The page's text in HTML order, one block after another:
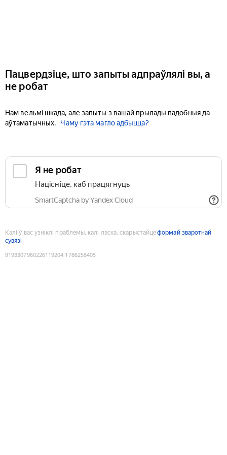
Пацвердзіце, што запыты адпраўлялі вы, а
не робат
Нам вельмі шкада, але запыты з вашай прылады падобныя да
аўтаматычных.
Чаму гэта магло адбыцца?
Я не робат
Націсніце, каб працягнуць
SmartCaptcha by Yandex Cloud
Калі ў вас узніклі праблемы, калі ласка, скарыстайцеформай зваротнай
сувязі
9193307960226119204:1786258405